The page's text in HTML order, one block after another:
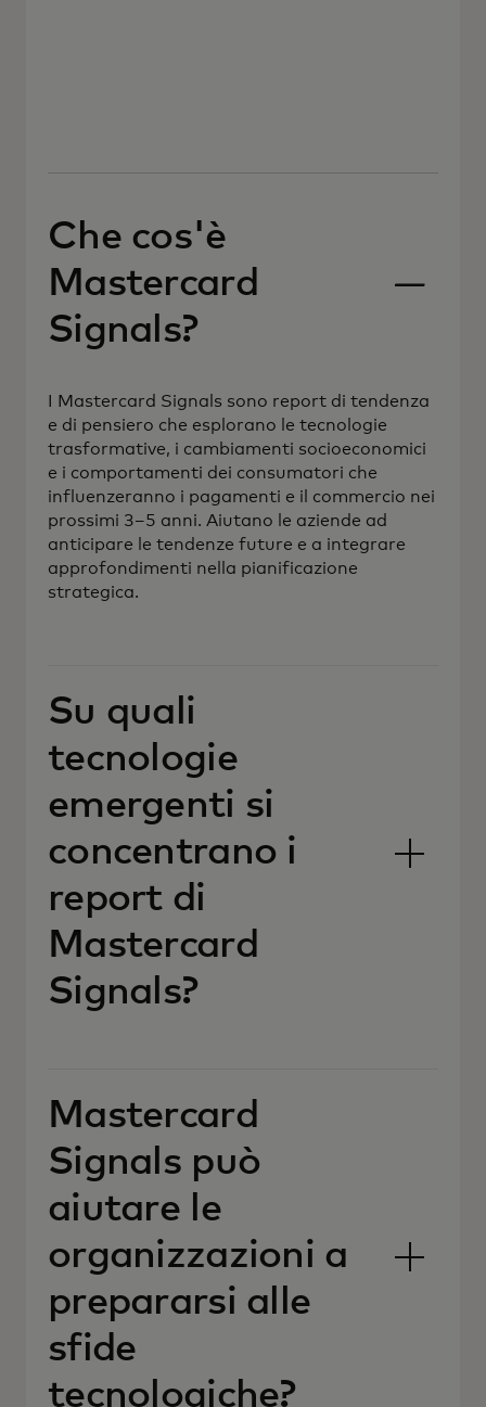
Che cos'è
Mastercard
Signals?
I Mastercard Signals sono report di tendenza
e di pensiero che esplorano le tecnologie
trasformative, i cambiamenti socioeconomici
e i comportamenti dei consumatori che
influenzeranno i pagamenti e il commercio nei
prossimi 3–5 anni. Aiutano le aziende ad
anticipare le tendenze future e a integrare
approfondimenti nella pianificazione
strategica.
Su quali
tecnologie
emergenti si
concentrano i
report di
Mastercard
Signals?
Mastercard
Signals può
aiutare le
organizzazioni a
prepararsi alle
sfide
tecnologiche?